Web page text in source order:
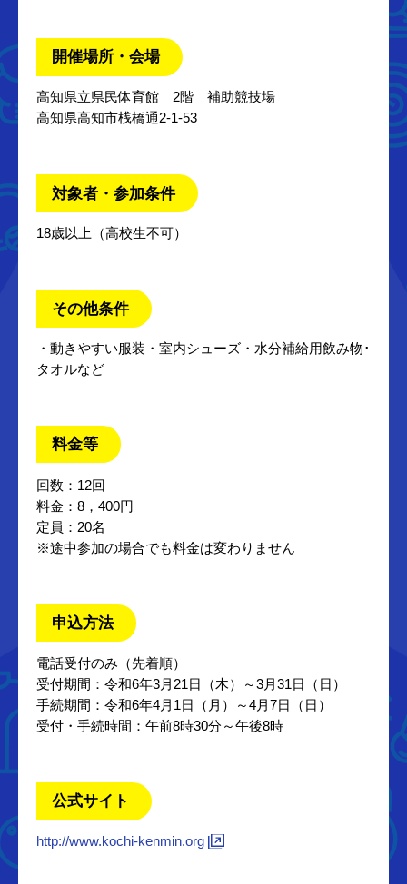
開催場所・会場
高知県立県民体育館 2階 補助競技場
高知県高知市桟橋通2-1-53
対象者・参加条件
18歳以上（高校生不可）
その他条件
・動きやすい服装・室内シューズ・水分補給用飲み物･
タオルなど
料金等
回数：12回
料金：8，400円
定員：20名
※途中参加の場合でも料金は変わりません
申込方法
電話受付のみ（先着順）
受付期間：令和6年3月21日（木）～3月31日（日）
手続期間：令和6年4月1日（月）～4月7日（日）
受付・手続時間：午前8時30分～午後8時
公式サイト
http://www.kochi-kenmin.org